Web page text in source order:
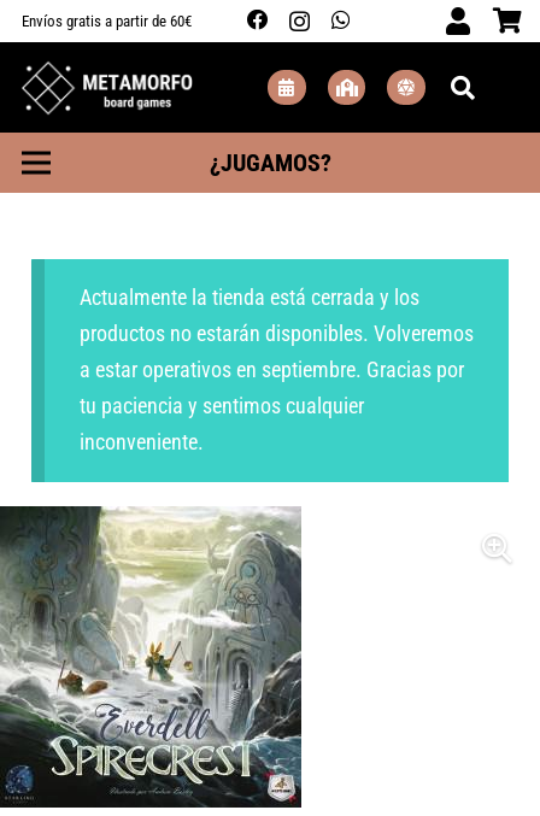
Envíos gratis a partir de 60€
¿JUGAMOS?
Actualmente la tienda está cerrada y los
productos no estarán disponibles. Volveremos
a estar operativos en septiembre. Gracias por
tu paciencia y sentimos cualquier
inconveniente.